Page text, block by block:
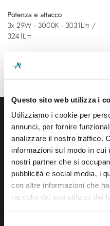
Questo sito web utilizza i
Utilizziamo i cookie per
annunci, per fornire
analizzare il nostro traffico.
informazioni sul modo in
nostri partner che si
pubblicità e social media, i
con altre informazioni che
raccolto dal suo utilizzo dei
Potenza e attacco
3x 29W - 3000K - 3031Lm /
3241Lm
Dimmerabile
Ti servono maggiori
Contattaci via Chat, via telefono
compila il modulo
EMAIL
TELEFONO